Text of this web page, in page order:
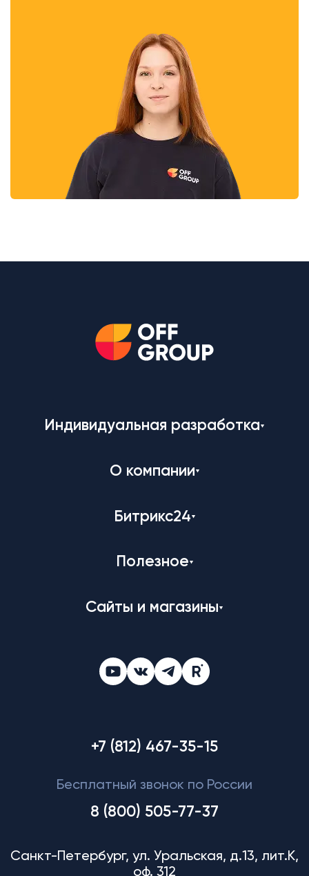
Индивидуальная разработка
О компании
Битрикс24
Полезное
Сайты и магазины
+7 (812) 467-35-15
Бесплатный звонок по России
8 (800) 505-77-37
Санкт-Петербург, ул. Уральская, д.13, лит.К,
оф. 312